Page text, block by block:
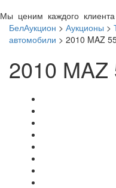
Мы ценим каждого клиента
БелАукцион > Аукционы >
автомобили > 2010 MAZ
2010 MAZ